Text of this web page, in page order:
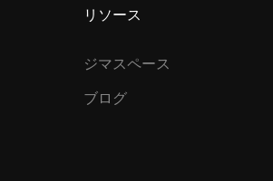
リソース
ジマスペース
ブログ